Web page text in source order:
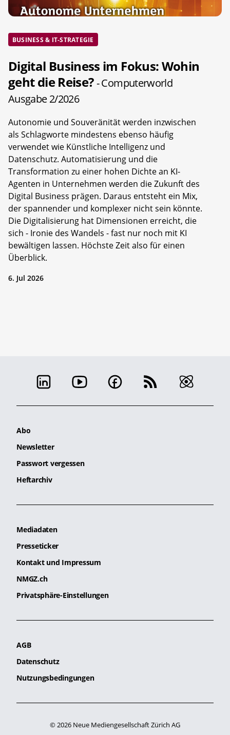
BUSINESS & IT-STRATEGIE
Digital Business im Fokus: Wohin
geht die Reise?- Computerworld
Ausgabe 2/2026
Autonomie und Souveränität werden inzwischen
als Schlagworte mindestens ebenso häufig
verwendet wie Künstliche Intelligenz und
Datenschutz. Automatisierung und die
Transformation zu einer hohen Dichte an KI-
Agenten in Unternehmen werden die Zukunft des
Digital Business prägen. Daraus entsteht ein Mix,
der spannender und komplexer nicht sein könnte.
Die Digitalisierung hat Dimensionen erreicht, die
sich - Ironie des Wandels - fast nur noch mit KI
bewältigen lassen. Höchste Zeit also für einen
Überblick.
6. Jul 2026
Abo
Newsletter
Passwort vergessen
Heftarchiv
Mediadaten
Presseticker
Kontakt und Impressum
NMGZ.ch
Privatsphäre-Einstellungen
AGB
Datenschutz
Nutzungsbedingungen
© 2026 Neue Mediengesellschaft Zürich AG